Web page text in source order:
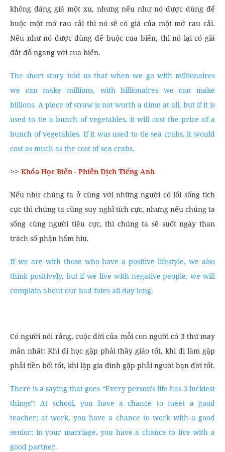
không đáng giá một xu, nhưng nếu như nó được dùng để
buộc một mớ rau cải thì nó sẽ có giá của một mớ rau cải.
Nếu như nó được dùng để buộc cua biển, thì nó lại có giá
đắt đỏ ngang với cua biển.
The short story told us that when we go with millionaires
we can make millions, with billionaires we can make
billions. A piece of straw is not worth a dime at all, but if it is
used to tie a bunch of vegetables, it will cost the price of a
bunch of vegetables. If it was used to tie sea crabs, it would
cost as much as the cost of sea crabs.
>> Khóa Học Biên - Phiên Dịch Tiếng Anh
Nếu như chúng ta ở cùng với những người có lối sống tích
cực thì chúng ta cũng suy nghĩ tích cực, nhưng nếu chúng ta
sống cùng người tiêu cực, thì chúng ta sẽ suốt ngày than
trách số phận hẩm hiu.
If we are with those who have a positive lifestyle, we also
think positively, but if we live with negative people, we will
complain about our bad fates all day long.
Có người nói rằng, cuộc đời của mỗi con người có 3 thứ may
mắn nhất: Khi đi học gặp phải thầy giáo tốt, khi đi làm gặp
phải tiền bối tốt, khi lập gia đình gặp phải người bạn đời tốt.
There is a saying that goes “Every person's life has 3 luckiest
things”: At school, you have a chance to meet a good
teacher; at work, you have a chance to work with a good
senior; in your marriage, you have a chance to live with a
good partner.